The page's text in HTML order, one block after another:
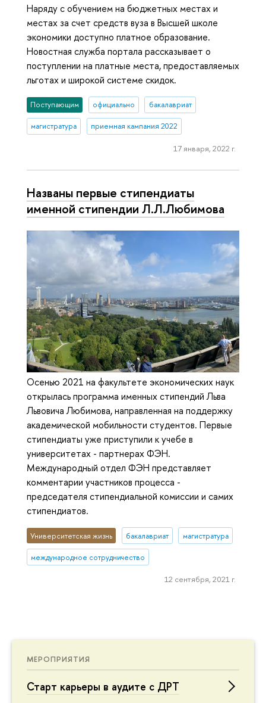
МЕРОПРИЯТИЯ
Старт карьеры в аудите с ДРТ
Наряду с обучением на бюджетных местах и
местах за счет средств вуза в Высшей школе
экономики доступно платное образование.
Новостная служба портала рассказывает о
поступлении на платные места, предоставляемых
льготах и широкой системе скидок.
Поступающим официально бакалавриат
магистратура приемная кампания 2022
17 января, 2022 г.
Названы первые стипендиаты
именной стипендии Л.Л.Любимова
Осенью 2021 на факультете экономических наук
открылась программа именных стипендий Льва
Львовича Любимова, направленная на поддержку
академической мобильности студентов. Первые
стипендиаты уже приступили к учебе в
университетах - партнерах ФЭН.
Международный отдел ФЭН представляет
комментарии участников процесса -
председателя стипендиальной комиссии и самих
стипендиатов.
Университетская жизнь бакалавриат магистратура
международное сотрудничество
12 сентября, 2021 г.